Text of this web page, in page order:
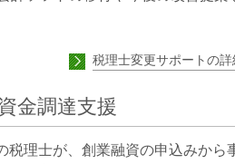
税理士変更サポートの詳
金調達支援
税理士が、創業融資の申込みから